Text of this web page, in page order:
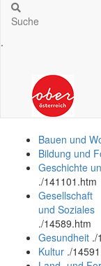
Suche
.
Bauen und
Bildung und
Geschichte
./141101.htm
Gesellschaft
und Soziales
./14589.htm
Gesundheit ./
Kultur ./